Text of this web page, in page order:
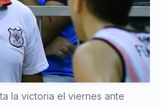
la victoria el viernes ante